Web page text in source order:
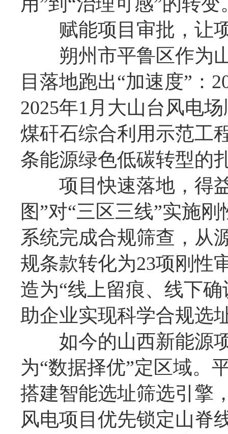
赋能项目审批，让项
朔州市平鲁区作为山
目落地跑出“加速度”：
2025年1月大山台风电
煤矸石综合利用示范工
条能源绿色低碳转型的
项目快速落地，得益
图”对“三区三线”实施
系统完成合规筛查，从
规条款转化为23项刚性
造为“线上留痕、线下
助企业实现科学合规选
如今的山西新能源项
为“数据择优”定区域。
搭建智能选址筛选引
风电项目优先锁定山脊